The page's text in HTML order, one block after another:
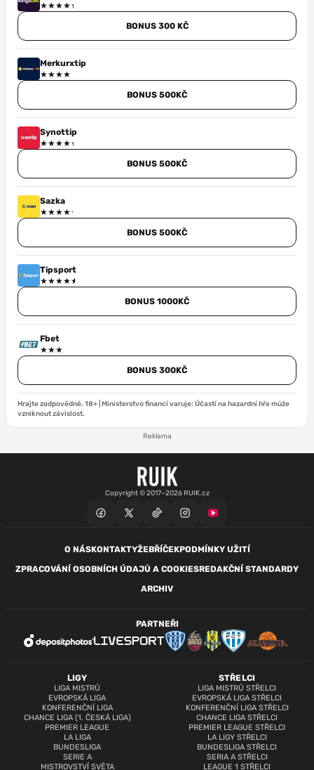
BONUS 300 KČ
Merkurxtip
BONUS 500KČ
Synottip
BONUS 500KČ
Sazka
BONUS 500KČ
Tipsport
BONUS 1000KČ
Fbet
BONUS 300KČ
Hrajte zodpovědně. 18+ | Ministerstvo financí varuje: Účastí na hazardní hře může
vzniknout závislost.
Reklama
Copyright © 2017–2026 RUIK.cz
O NÁSKONTAKTYŽEBŘÍČEKPODMÍNKY UŽITÍ
ZPRACOVÁNÍ OSOBNÍCH ÚDAJŮ A COOKIESREDAKČNÍ STANDARDY
ARCHIV
LIGY
LIGA MISTRŮ
EVROPSKÁ LIGA
KONFERENČNÍ LIGA
CHANCE LIGA (1. ČESKÁ LIGA)
PREMIER LEAGUE
LA LIGA
BUNDESLIGA
SERIE A
MISTROVSTVÍ SVĚTA
STŘELCI
LIGA MISTRŮ STŘELCI
EVROPSKÁ LIGA STŘELCI
KONFERENČNÍ LIGA STŘELCI
CHANCE LIGA STŘELCI
PREMIER LEAGUE STŘELCI
LA LIGY STŘELCI
BUNDESLIGA STŘELCI
SERIA A STŘELCI
LEAGUE 1 STŘELCI
PARTNEŘI